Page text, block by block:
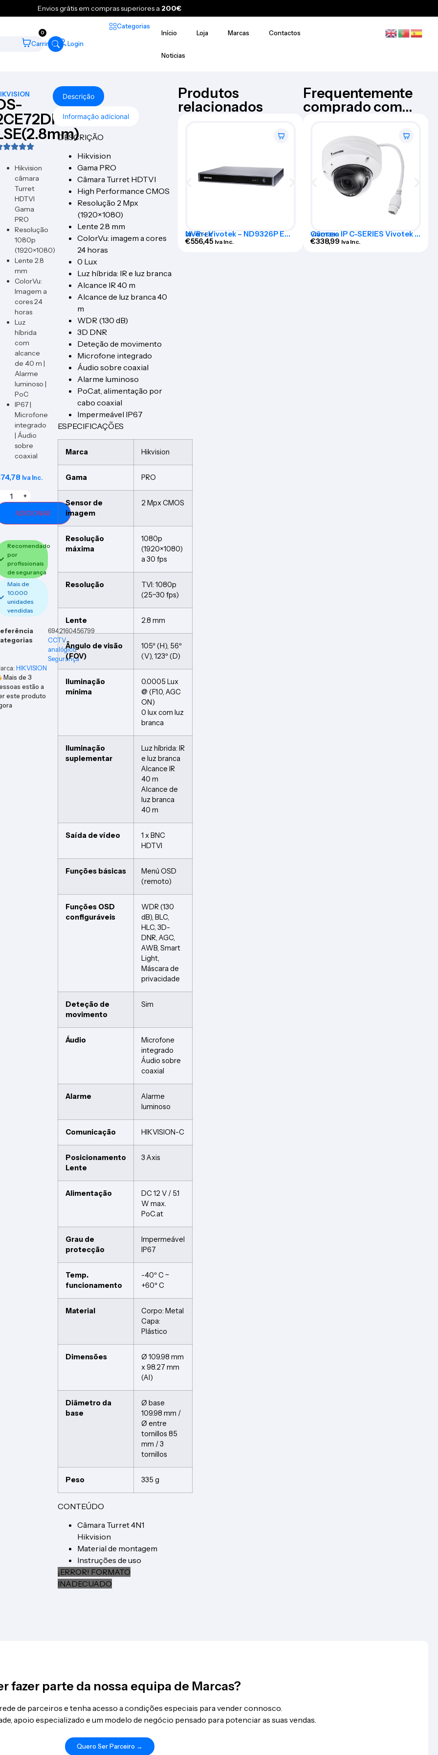
Envios grátis em compras superiores a 200€
0
Carrinho Login
Categorias
Início
Loja Marcas Contactos
Noticias
Hikvision
câmara
Turret
HDTVI
Gama
PRO
Resolução
1080p
(1920×1080)
Lente 2.8
mm
ColorVu:
Imagem a
cores 24
horas
Luz
híbrida
com
alcance
de 40 m |
Alarme
luminoso |
PoC
IP67 |
Microfone
integrado
| Áudio
sobre
coaxial
74,78 Iva Inc.
+
ADICIONAR
Recomendado
por
profissionais
de segurança
Mais de
10.000
unidades
vendidas
6942160456799
CCTV
analógico,
Segurança
HIKVISION
Mais de3
estão a
este produto
Descrição
Informação adicional
DESCRIÇÃO
Hikvision
Gama PRO
Câmara Turret HDTVI
High Performance CMOS
Resolução 2 Mpx
(1920×1080)
Lente 2.8 mm
ColorVu: imagem a cores
24 horas
0 Lux
Luz híbrida: IR e luz branca
Alcance IR 40 m
Alcance de luz branca 40
m
WDR (130 dB)
3D DNR
Deteção de movimento
Microfone integrado
Áudio sobre coaxial
Alarme luminoso
PoC.at, alimentação por
cabo coaxial
Impermeável IP67
ESPECIFICAÇÕES
Marca Hikvision
Gama PRO
Sensor de
imagem
2 Mpx CMOS
Resolução
máxima
1080p
(1920×1080)
a 30 fps
Resolução
TVI: 1080p
(25~30 fps)
Lente 2.8 mm
Ângulo de visão
(FOV)
105º (H), 56º
(V), 123º (D)
Iluminação
mínima
0.0005 Lux
@ (F1.0, AGC
ON)
0 lux com luz
branca
Iluminação
suplementar
Luz híbrida: IR
e luz branca
Alcance IR
40 m
Alcance de
luz branca
40 m
Saída de vídeo
1 x BNC
HDTVI
Funções básicas
Menú OSD
(remoto)
Funções OSD
configuráveis
WDR (130
dB), BLC,
HLC, 3D-
DNR, AGC,
AWB, Smart
Light,
Máscara de
privacidade
Deteção de
movimento
Sim
Áudio
Microfone
integrado
Áudio sobre
coaxial
Alarme
Alarme
luminoso
Comunicação HIKVISION-C
Posicionamento
Lente
3 Axis
Alimentação
DC 12 V / 5.1
W max.
PoC.at
Grau de
protecção
Impermeável
IP67
Temp.
funcionamento
-40º C ~
+60º C
Material
Corpo: Metal
Capa:
Plástico
Dimensões
Ø 109.98 mm
x 98.27 mm
(Al)
Diâmetro da
base
Ø base
109.98 mm /
Ø entre
tornillos 85
mm / 3
tornillos
Peso 335 g
CONTEÚDO
Câmara Turret 4N1
Hikvision
Material de montagem
Instruções de uso
¡ERROR! FORMATO
INADECUADO
Produtos
relacionados
VIVOTEK
NVR – Vivotek – ND9326P EU
8CH
€556,45 Iva Inc.
VIVOTEK
NVR – Vivotek – ND9542P EU
Frequentemente
comprado com...
VIVOTEK
Câmara IP C-SERIES Vivotek -
FD9368-HTV
€338,99 Iva Inc.
fazer parte da nossa equipa de Marcas?
de parceiros e tenha acesso a condições especiais para vender connosco.
apoio especializado e um modelo de negócio pensado para potenciar as suas vendas.
Quero Ser Parceiro →